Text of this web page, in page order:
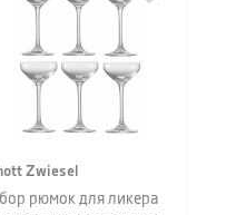
Zwiesel
рюмок для ликера